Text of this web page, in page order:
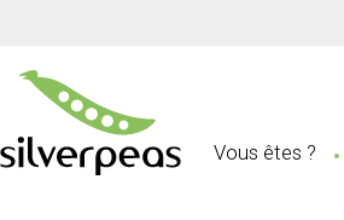
Vous êtes ?